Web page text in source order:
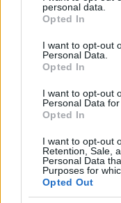
grant or deny
use your data for
consent section.
personal data.
Opted In
I want to opt-out
Personal Data.
Opted In
I want to opt-out
Personal Data
Opted In
I want to opt-out
Retention, Sale,
Personal Data
Purposes for
Opted Out
az Iszlám
rendszerként
is tüntettek: a
tiltakoztak, és
játékosok ne a
az 1979 előtti
visszahozását